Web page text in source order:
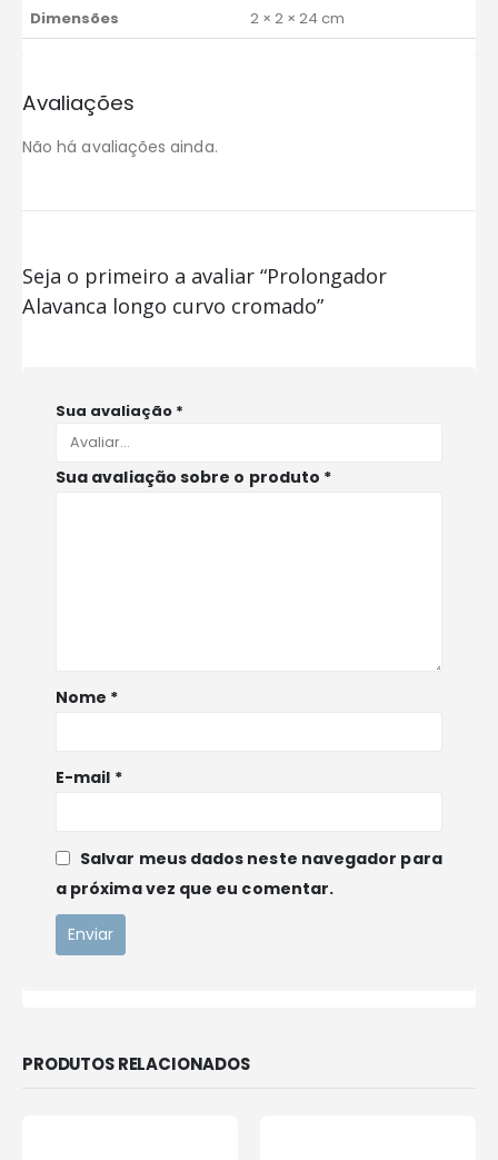
Dimensões
2 × 2 × 24 cm
Avaliações
Não há avaliações ainda.
Seja o primeiro a avaliar “Prolongador
Alavanca longo curvo cromado”
Sua avaliação *
Sua avaliação sobre o produto *
Nome *
E-mail *
Salvar meus dados neste navegador para
a próxima vez que eu comentar.
PRODUTOS RELACIONADOS
Política de Privacidade
Política de Pagamento
Política de Frete
Contato Via WhatsApp